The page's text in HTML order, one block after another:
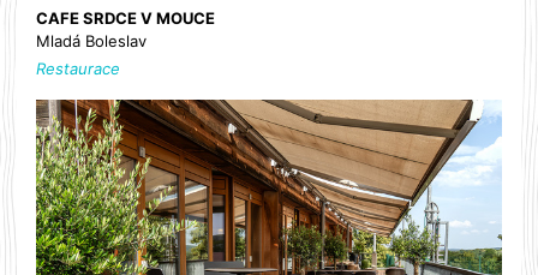
CAFE SRDCE V MOUCE
Mladá Boleslav
Restaurace